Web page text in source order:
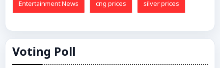
Entertainment News cng prices silver prices
Voting Poll